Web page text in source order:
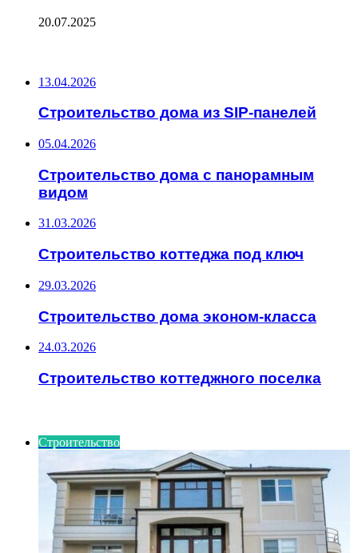
20.07.2025
13.04.2026
Строительство дома из SIP-панелей
05.04.2026
Строительство дома с панорамным
видом
31.03.2026
Строительство коттеджа под ключ
29.03.2026
Строительство дома эконом-класса
24.03.2026
Строительство коттеджного поселка
Строительство